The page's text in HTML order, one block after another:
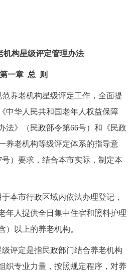
十六区概览 人文北京
한국어 日本語
FRANÇAIS РУССКИЙ ЯЗЫК
العربية
机构星级评定管理办法
第一章 总 则
老机构星级评定工作，全面提
中华人民共和国老年人权益保障
法》（民政部令第66号）和《民政
养老机构等级评定体系的指导意
号）要求，结合本市实际，制定本
市行政区域内依法办理登记，
年人提供全日集中住宿和照料护理
）以上的养老机构。
定是指民政部门结合养老机构
织专业力量，按照规定程序，对养